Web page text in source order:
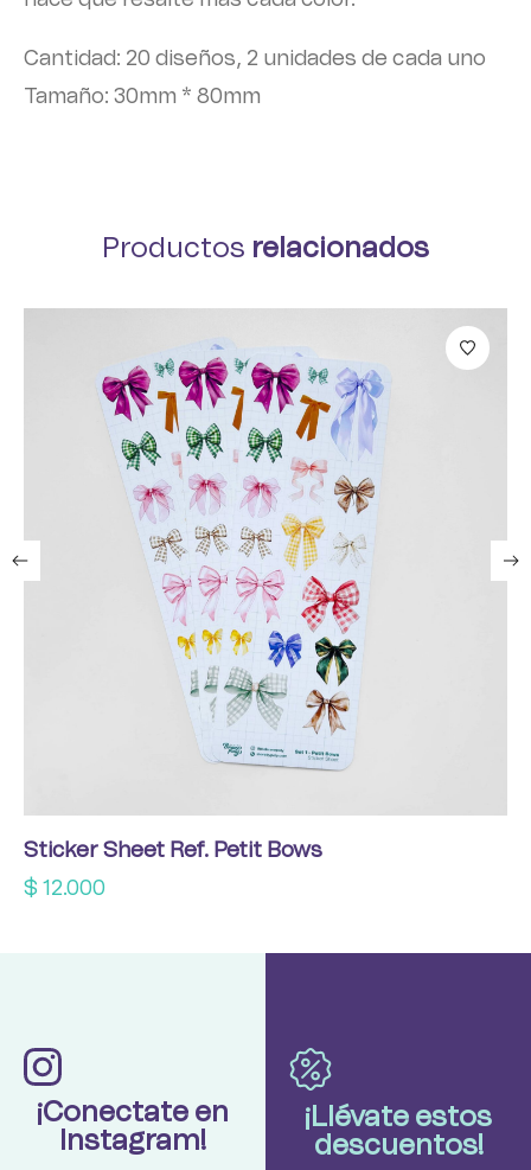
Cantidad: 20 diseños, 2 unidades de cada uno
Tamaño: 30mm * 80mm
Productos relacionados
Sticker Sheet Ref. Petit Bows
$ 12.000
¡Conectate en
Instagram!
¡Llévate estos
descuentos!